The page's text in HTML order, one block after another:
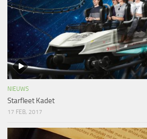
NIEUWS
Starfleet Kadet
17 FEB, 2017